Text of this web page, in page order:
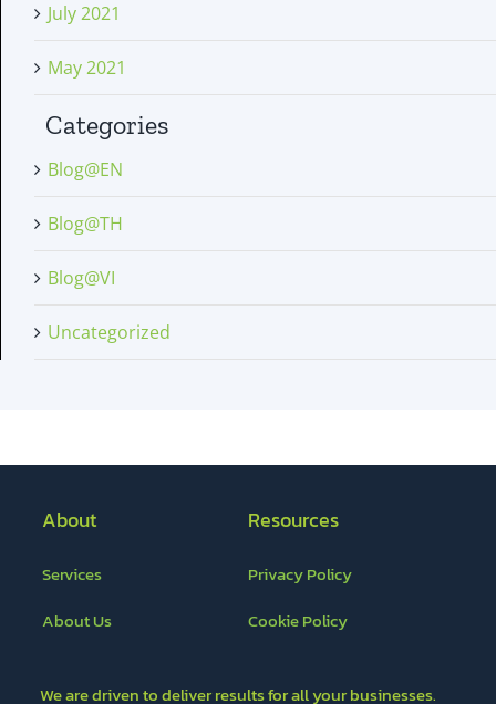
July 2021
May 2021
Categories
Blog@EN
Blog@TH
Blog@VI
Uncategorized
About
Services
About Us
Resources
Privacy Policy
Cookie Policy
We are driven to deliver results for all your businesses.